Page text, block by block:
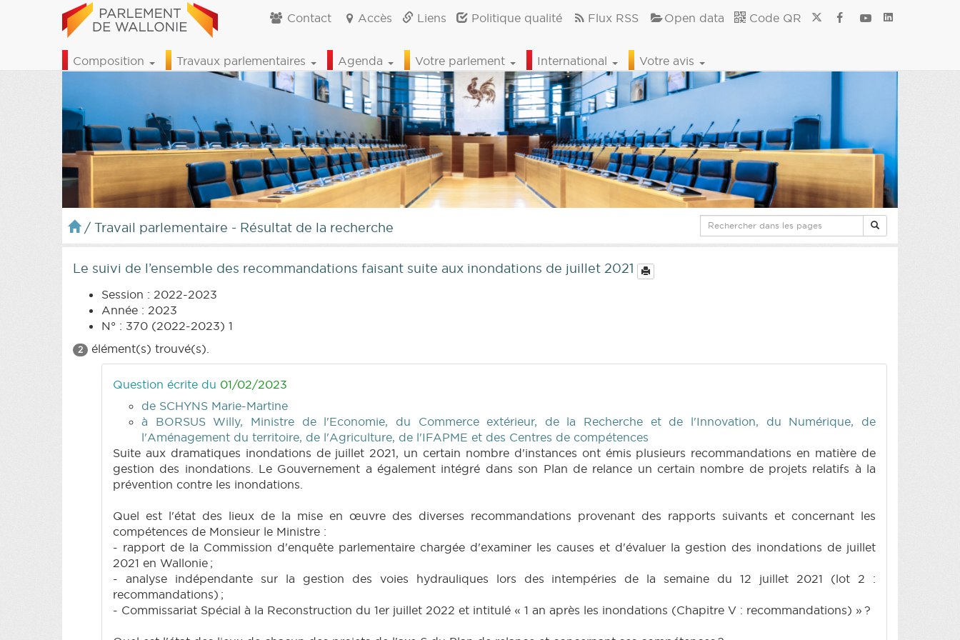
Contact Accès Liens Politique qualité Flux RSS Open data Code QR
Composition Travaux parlementaires Agenda Votre parlement International Votre avis
/ Travail parlementaire - Résultat de la recherche
Le suivi de l’ensemble des recommandations faisant suite aux inondations de juillet 2021
Session : 2022-2023
Année : 2023
N° : 370 (2022-2023) 1
2 élément(s) trouvé(s).
Question écrite du 01/02/2023
de SCHYNS Marie-Martine
à BORSUS Willy, Ministre de l'Economie, du Commerce extérieur, de la Recherche et de l'Innovation, du Numérique, de
l'Aménagement du territoire, de l'Agriculture, de l'IFAPME et des Centres de compétences
Suite aux dramatiques inondations de juillet 2021, un certain nombre d'instances ont émis plusieurs recommandations en matière de
gestion des inondations. Le Gouvernement a également intégré dans son Plan de relance un certain nombre de projets relatifs à la
prévention contre les inondations.
Quel est l'état des lieux de la mise en œuvre des diverses recommandations provenant des rapports suivants et concernant les
compétences de Monsieur le Ministre :
- rapport de la Commission d'enquête parlementaire chargée d'examiner les causes et d'évaluer la gestion des inondations de juillet
2021 en Wallonie ;
- analyse indépendante sur la gestion des voies hydrauliques lors des intempéries de la semaine du 12 juillet 2021 (lot 2 :
recommandations) ;
- Commissariat Spécial à la Reconstruction du 1er juillet 2022 et intitulé « 1 an après les inondations (Chapitre V : recommandations) » ?